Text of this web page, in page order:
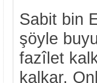
Sabit bin
şöyle
fazîlet
kalkar.